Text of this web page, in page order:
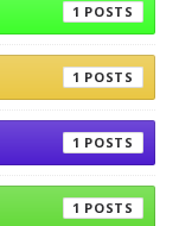
1
1
1
1